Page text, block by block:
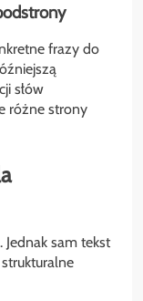
frazy do
słów
różne strony
sam tekst